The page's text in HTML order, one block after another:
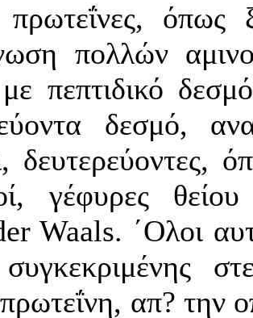
πρωτεΐνες, όπως
πολλών
πεπτιδικό
δεσμό,
δευτερεύοντες,
γέφυρες
Waals. ΄Ολοι
απ? την